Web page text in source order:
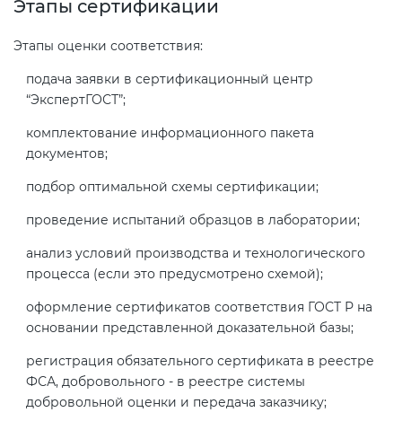
Этапы сертификации
Этапы оценки соответствия:
подача заявки в сертификационный центр
“ЭкспертГОСТ”;
комплектование информационного пакета
документов;
подбор оптимальной схемы сертификации;
проведение испытаний образцов в лаборатории;
анализ условий производства и технологического
процесса (если это предусмотрено схемой);
оформление сертификатов соответствия ГОСТ Р на
основании представленной доказательной базы;
регистрация обязательного сертификата в реестре
ФСА, добровольного - в реестре системы
добровольной оценки и передача заказчику;